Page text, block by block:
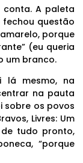
A paleta
questão
porque
(eu queria
um branco.
lá mesmo, na
na pauta
sobre os povos
Livres: Um
de tudo pronto,
“porque